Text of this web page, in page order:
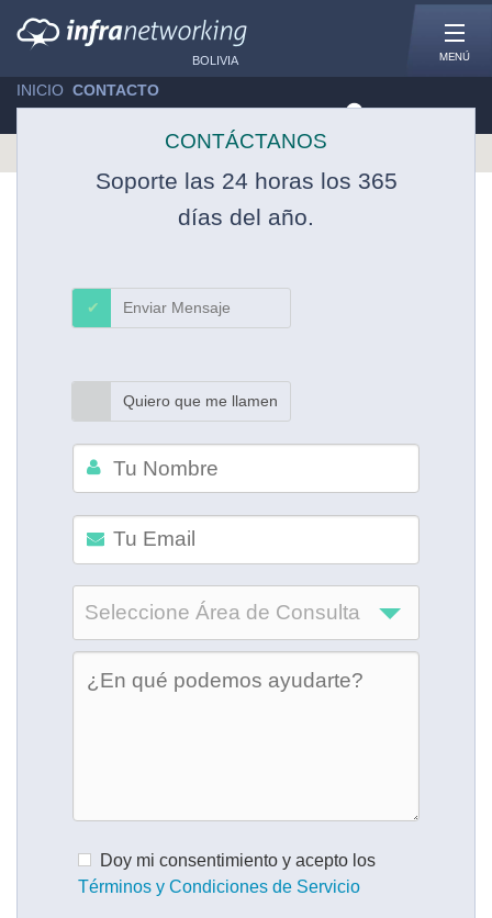
BOLIVIA MENÚ
INICIO »CONTACTO
CONTÁCTANOS
Soporte las 24 horas los 365
días del año.
Enviar Mensaje
Quiero que me llamen
Seleccione Área de Consulta
Doy mi consentimiento y acepto los
Términos y Condiciones de Servicio